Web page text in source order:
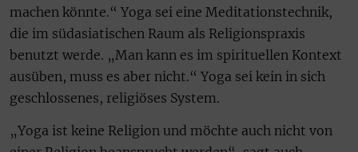
machen könnte.“ Yoga sei eine Meditationstechnik,
die im südasiatischen Raum als Religionspraxis
benutzt werde. „Man kann es im spirituellen Kontext
ausüben, muss es aber nicht.“ Yoga sei kein in sich
geschlossenes, religiöses System.
„Yoga ist keine Religion und möchte auch nicht von